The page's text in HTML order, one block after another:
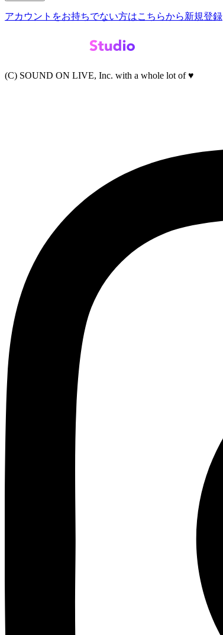
アカウントをお持ちでない方はこちらから新規登録
(C) SOUND ON LIVE, Inc. with a whole lot of ♥